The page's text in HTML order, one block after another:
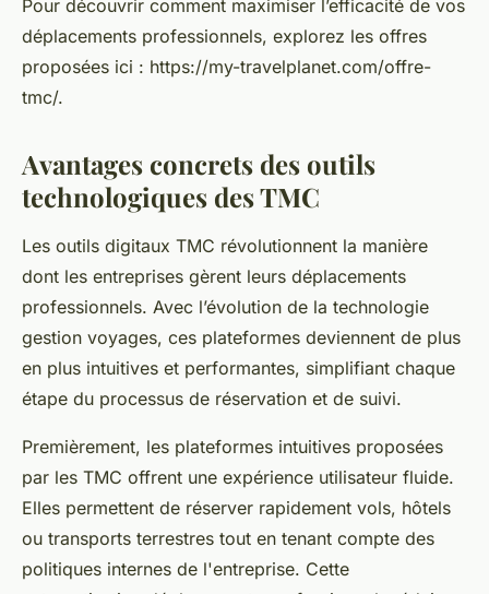
Pour découvrir comment maximiser l’efficacité de vos
déplacements professionnels, explorez les offres
proposées ici : https://my-travelplanet.com/offre-
tmc/.
Avantages concrets des outils
technologiques des TMC
Les outils digitaux TMC révolutionnent la manière
dont les entreprises gèrent leurs déplacements
professionnels. Avec l’évolution de la technologie
gestion voyages, ces plateformes deviennent de plus
en plus intuitives et performantes, simplifiant chaque
étape du processus de réservation et de suivi.
Premièrement, les plateformes intuitives proposées
par les TMC offrent une expérience utilisateur fluide.
Elles permettent de réserver rapidement vols, hôtels
ou transports terrestres tout en tenant compte des
politiques internes de l'entreprise. Cette